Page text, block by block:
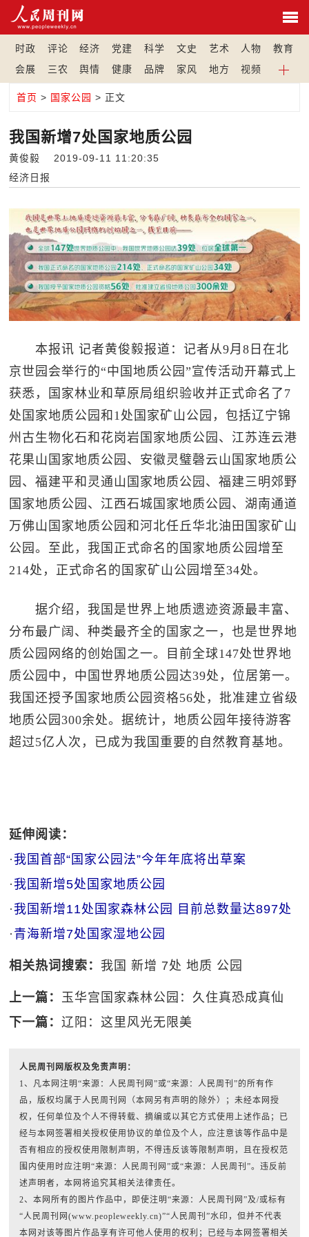
时政 评论 经济 党建 科学 文史 艺术 人物
教育
会展
三农 舆情 健康 品牌 家风 地方 视频
首页 > 国家公园 > 正文
我国新增7处国家地质公园
黄俊毅 2019-09-11 11:20:35
经济日报
本报讯 记者黄俊毅报道：记者从9月8日在北
京世园会举行的“中国地质公园”宣传活动开幕式上
获悉，国家林业和草原局组织验收并正式命名了7
处国家地质公园和1处国家矿山公园，包括辽宁锦
州古生物化石和花岗岩国家地质公园、江苏连云港
花果山国家地质公园、安徽灵璧磬云山国家地质公
园、福建平和灵通山国家地质公园、福建三明郊野
国家地质公园、江西石城国家地质公园、湖南通道
万佛山国家地质公园和河北任丘华北油田国家矿山
公园。至此，我国正式命名的国家地质公园增至
214处，正式命名的国家矿山公园增至34处。
据介绍，我国是世界上地质遗迹资源最丰富、
分布最广阔、种类最齐全的国家之一，也是世界地
质公园网络的创始国之一。目前全球147处世界地
质公园中，中国世界地质公园达39处，位居第一。
我国还授予国家地质公园资格56处，批准建立省级
地质公园300余处。据统计，地质公园年接待游客
超过5亿人次，已成为我国重要的自然教育基地。
延伸阅读：
· 我国首部“国家公园法”今年年底将出草案
· 我国新增5处国家地质公园
· 我国新增11处国家森林公园 目前总数量达897处
· 青海新增7处国家湿地公园
相关热词搜索： 我国 新增 7处 地质 公园
上一篇： 玉华宫国家森林公园：久住真恐成真仙
下一篇：辽阳：这里风光无限美
人民周刊网版权及免责声明：
1、凡本网注明“来源：人民周刊网”或“来源：人民周刊”的所有作
品，版权均属于人民周刊网（本网另有声明的除外）；未经本网授
权，任何单位及个人不得转载、摘编或以其它方式使用上述作品；已
经与本网签署相关授权使用协议的单位及个人，应注意该等作品中是
否有相应的授权使用限制声明，不得违反该等限制声明，且在授权范
围内使用时应注明“来源：人民周刊网”或“来源：人民周刊”。违反前
述声明者，本网将追究其相关法律责任。
2、本网所有的图片作品中，即使注明“来源：人民周刊网”及/或标有
“人民周刊网(www.peopleweekly.cn)”“人民周刊”水印，但并不代表
本网对该等图片作品享有许可他人使用的权利；已经与本网签署相关